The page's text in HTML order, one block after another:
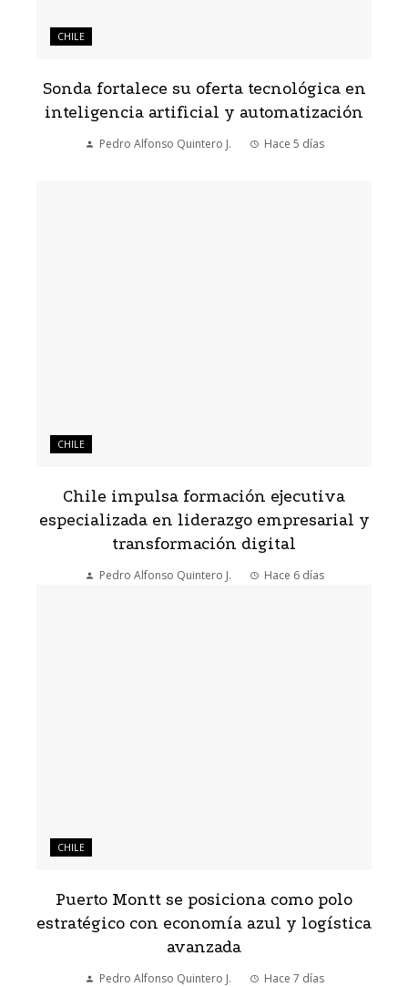
CHILE
Sonda fortalece su oferta tecnológica en
inteligencia artificial y automatización
Pedro Alfonso Quintero J. Hace 5 días
CHILE
Chile impulsa formación ejecutiva
especializada en liderazgo empresarial y
transformación digital
Pedro Alfonso Quintero J. Hace 6 días
CHILE
Puerto Montt se posiciona como polo
estratégico con economía azul y logística
avanzada
Pedro Alfonso Quintero J. Hace 7 días